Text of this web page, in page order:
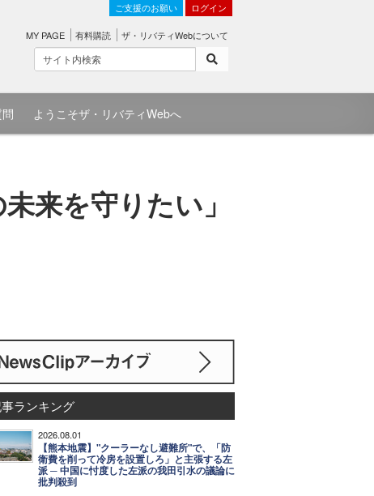
ご支援のお願い ログイン
MY PAGE 有料購読 ザ・リバティWebについて
ようこそザ・リバティWebへ
来を守りたい」
ランキング
2026.08.01
【熊本地震】"クーラーなし避難所"で、「防
衛費を削って冷房を設置しろ」と主張する左
派 ─ 中国に忖度した左派の我田引水の議論に
批判殺到